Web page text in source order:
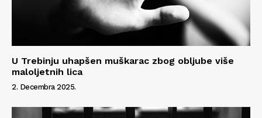
U Trebinju uhapšen muškarac zbog obljube više
maloljetnih lica
2. Decembra 2025.